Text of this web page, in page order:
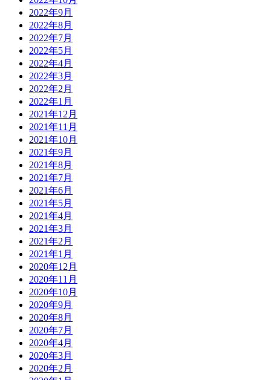
2022年9月
2022年8月
2022年7月
2022年5月
2022年4月
2022年3月
2022年2月
2022年1月
2021年12月
2021年11月
2021年10月
2021年9月
2021年8月
2021年7月
2021年6月
2021年5月
2021年4月
2021年3月
2021年2月
2021年1月
2020年12月
2020年11月
2020年10月
2020年9月
2020年8月
2020年7月
2020年4月
2020年3月
2020年2月